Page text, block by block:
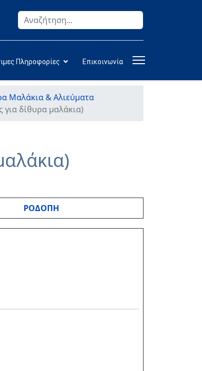
Αναζήτηση
Πληροφορίες Επικοινωνία
Μαλάκια & Αλιεύματα
δίθυρα μαλάκια)
ΡΟΔΟΠΗ